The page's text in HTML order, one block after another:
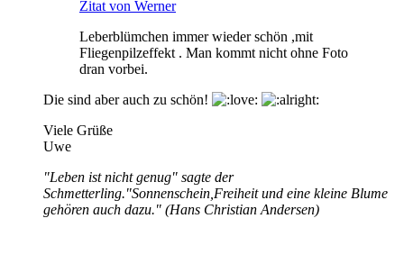
Zitat von Werner
Leberblümchen immer wieder schön ,mit
Fliegenpilzeffekt . Man kommt nicht ohne Foto
dran vorbei.
Die sind aber auch zu schön!
Viele Grüße
Uwe
"Leben ist nicht genug" sagte der
Schmetterling."Sonnenschein,Freiheit und eine kleine Blume
gehören auch dazu." (Hans Christian Andersen)